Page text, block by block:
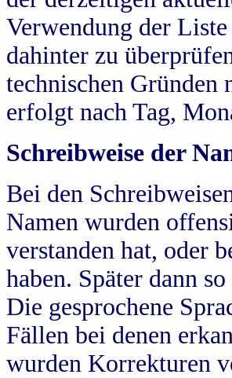
Verwendung der
dahinter zu
technischen Gründen
erfolgt nach Tag,
Schreibweise der
Bei den
Namen wurden
verstanden hat, oder
haben. Später dann
Die gesprochene
Fällen bei denen
wurden Korrekturen